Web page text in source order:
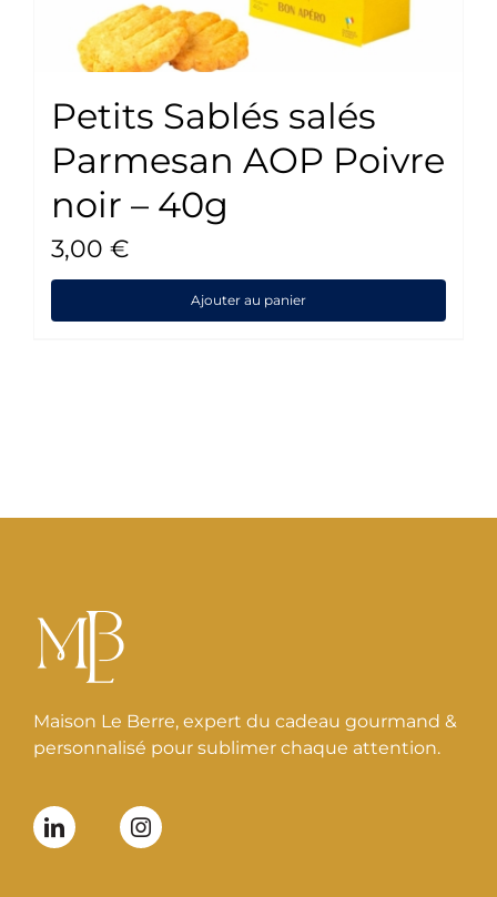
Petits Sablés salés
Parmesan AOP Poivre
noir – 40g
3,00 €
Ajouter au panier
Maison Le Berre, expert du cadeau gourmand &
personnalisé pour sublimer chaque attention.